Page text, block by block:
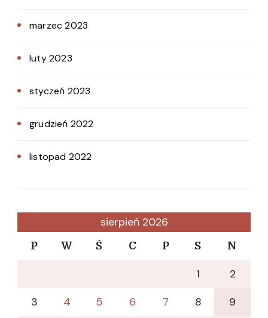
marzec 2023
luty 2023
styczeń 2023
grudzień 2022
listopad 2022
sierpień 2026
P W Ś C P S N
1
2
3
4 5 6 7 8
9